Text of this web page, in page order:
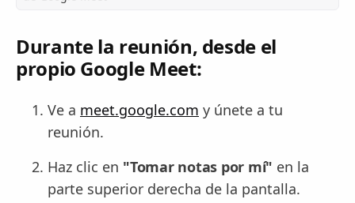
Durante la reunión, desde el
propio Google Meet:
Ve a meet.google.com y únete a tu
reunión.
Haz clic en "Tomar notas por mí" en la
parte superior derecha de la pantalla.